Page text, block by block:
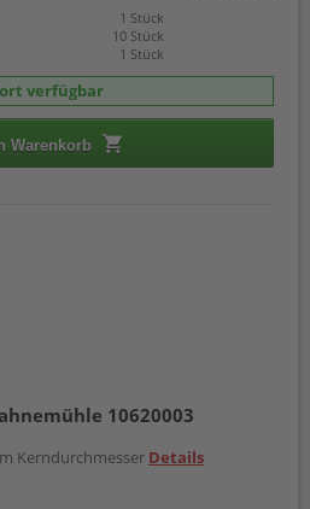
1 Stück
10 Stück
1 Stück
verfügbar
Warenkorb
10620003
Kerndurchmesser Details